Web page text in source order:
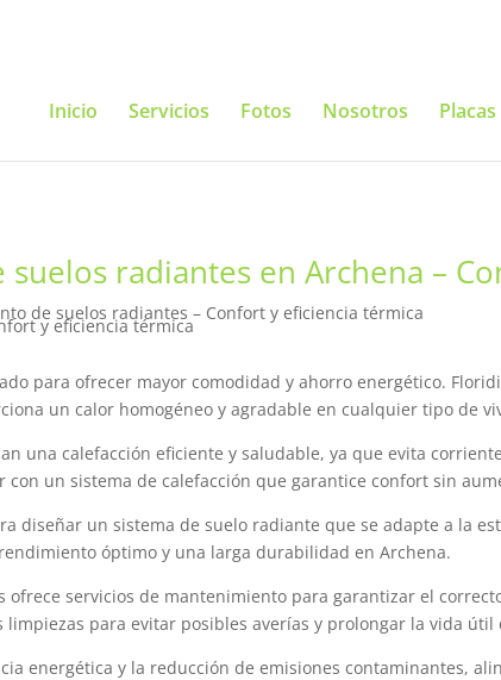
Inicio Servicios Fotos Nosotros
radiantes en Archena –
de suelos radiantes – Confort y eficiencia térmica
para ofrecer mayor comodidad y ahorro energético.
un calor homogéneo y agradable en cualquier tipo de
una calefacción eficiente y saludable, ya que evita
un sistema de calefacción que garantice confort sin
diseñar un sistema de suelo radiante que se adapte a la
óptimo y una larga durabilidad en Archena.
ofrece servicios de mantenimiento para garantizar el
para evitar posibles averías y prolongar la vida útil
energética y la reducción de emisiones contaminantes,